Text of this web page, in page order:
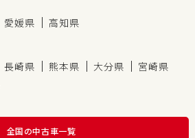
愛媛県 高知県
長崎県 熊本県 大分県
宮崎県
全国の中古車一覧